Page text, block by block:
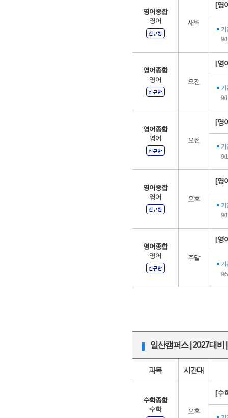
영어종합
영어
새벽
[영
기
9/
영어종합
영어
오전
[영
기
9/
영어종합
영어
오전
[영
기
9/
영어종합
영어
오후
[영
기
9/
영어종합
영어
주말
[영
기
9/
일산캠퍼스 | 2027대비
과목 시간대
수학종합
수학
오후
[수